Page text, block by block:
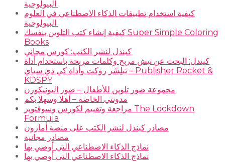
كيفية استخدام تطبيقات الذكاء الاصطناعي في العلوم
كيفية إنشاء كتب التلوين بنفسك Super Simple Coloring
Books
كيندل لنشر الكتب: كورس مجاني
كيندل: البحث عن نيش مربح وكلمات مربحة باستخدام أداة
بَبلِشَر روكت وأداة كي دي سباي – Publisher Rocket &
KDSPY
مجموعة صور تلوين للأطفال – صور اليونيكورن
مدونتي الخاصة – أهلا وسهلا بكم
مراجعة وتقييم لكورس وسوفتوير The Lockdown
Formula
مصادر كيندل لنشر الكتب على منصة أمازون
مصادر مجانية
نماذج الذكاء الاصطناعي التي أوصي بها
نماذج الذكاء الاصطناعي التي أوصي بها